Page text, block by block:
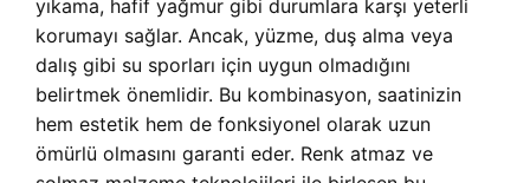
yıkama, hafif yağmur gibi durumlara karşı yeterli
korumayı sağlar. Ancak, yüzme, duş alma veya
dalış gibi su sporları için uygun olmadığını
belirtmek önemlidir. Bu kombinasyon, saatinizin
hem estetik hem de fonksiyonel olarak uzun
ömürlü olmasını garanti eder. Renk atmaz ve